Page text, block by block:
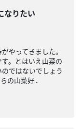
なりたい
やってきました。
。とはいえ山菜の
ではないでしょう
の山菜好...